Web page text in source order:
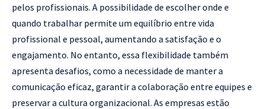
pelos profissionais. A possibilidade de escolher onde e
quando trabalhar permite um equilíbrio entre vida
profissional e pessoal, aumentando a satisfação e o
engajamento. No entanto, essa flexibilidade também
apresenta desafios, como a necessidade de manter a
comunicação eficaz, garantir a colaboração entre equipes e
preservar a cultura organizacional. As empresas estão